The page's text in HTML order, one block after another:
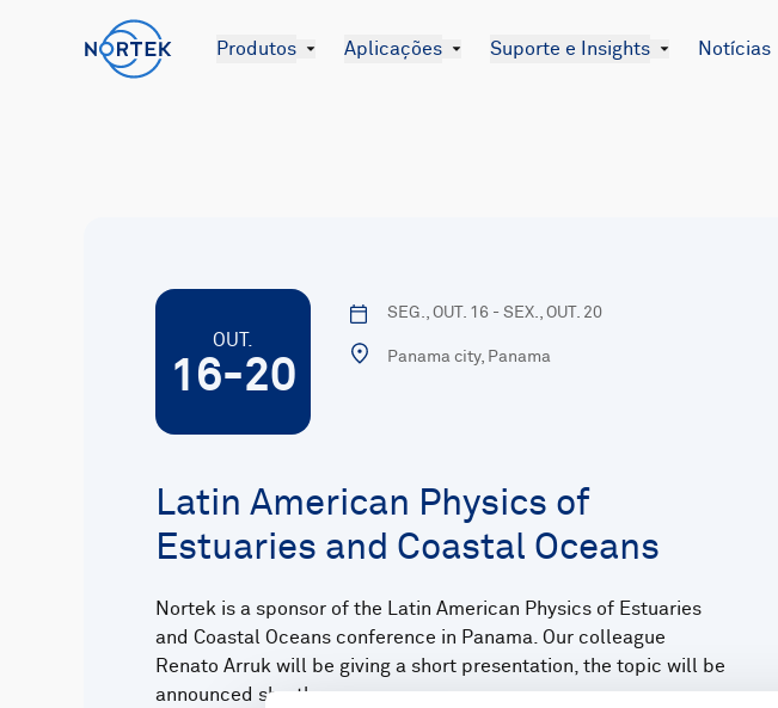
Produtos Aplicações Suporte e Insights Notícias
OUT.
16-20
SEG., OUT. 16 - SEX., OUT. 20
Panama city, Panama
Latin American Physics of
Estuaries and Coastal Oceans
Nortek is a sponsor of the Latin American Physics of Estuaries
and Coastal Oceans conference in Panama. Our colleague
Renato Arruk will be giving a short presentation, the topic will be
announced shortly.